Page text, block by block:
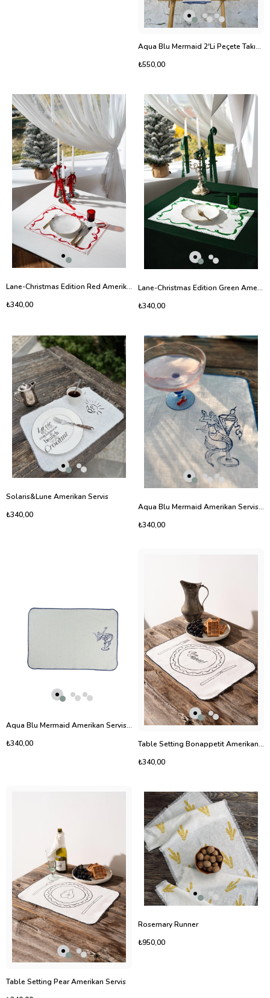
Aqua Blu Mermaid 2'Li Peçete Takımı2
₺550,00
Lane-Christmas Edition Red Amerikan Servis
₺340,00
Lane-Christmas Edition Green Amerikan Servis
₺340,00
Solaris&Lune Amerikan Servis
₺340,00
Aqua Blu Mermaid Amerikan Servis-2
₺340,00
Aqua Blu Mermaid Amerikan Servis-1
₺340,00
Table Setting Bonappetit Amerikan Servis
₺340,00
Table Setting Pear Amerikan Servis
Rosemary Runner
₺950,00